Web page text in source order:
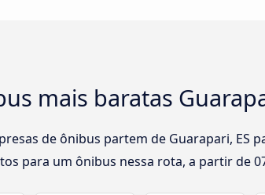
mais baratas
de ônibus partem de Guarapari, ES
para um ônibus nessa rota, a partir de